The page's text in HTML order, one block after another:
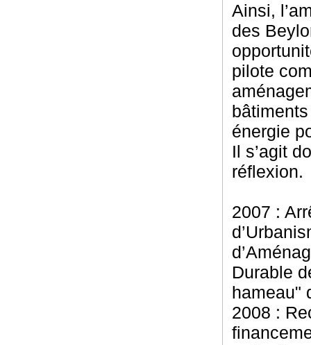
Ainsi,
des
pilote
énergie
Il s’agit
réflexion.
2007 :
Durable
hameau"
2008 :